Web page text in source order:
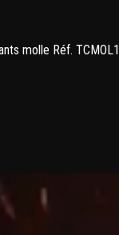
molle Réf. TCMOL1